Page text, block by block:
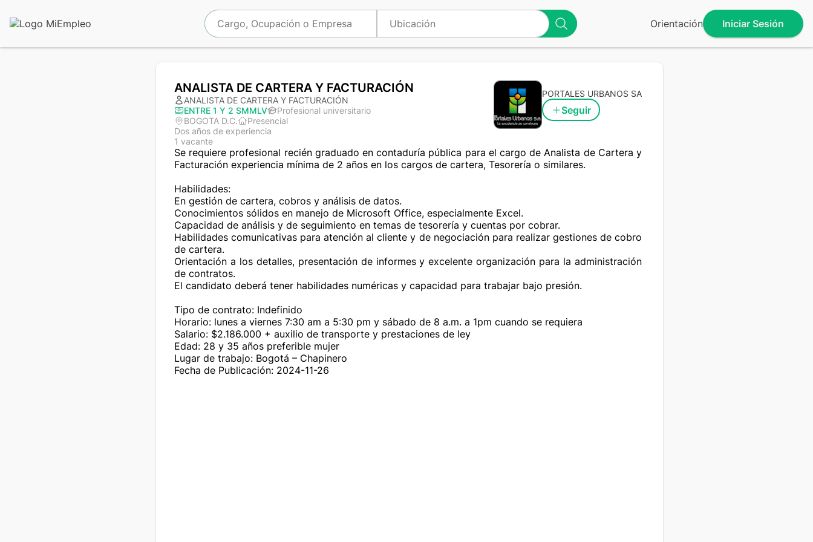
Orientación Iniciar Sesión
ANALISTA DE CARTERA Y FACTURACIÓN
ANALISTA DE CARTERA Y FACTURACIÓN
ENTRE 1 Y 2 SMMLV
Profesional universitario
BOGOTA D.C.
Presencial
Dos años de experiencia
1 vacante
PORTALES URBANOS SA
Seguir
Se requiere profesional recién graduado en contaduría pública para el cargo de Analista de Cartera y
Facturación experiencia mínima de 2 años en los cargos de cartera, Tesorería o similares.
Habilidades:
En gestión de cartera, cobros y análisis de datos.
Conocimientos sólidos en manejo de Microsoft Office, especialmente Excel.
Capacidad de análisis y de seguimiento en temas de tesorería y cuentas por cobrar.
Habilidades comunicativas para atención al cliente y de negociación para realizar gestiones de cobro
de cartera.
Orientación a los detalles, presentación de informes y excelente organización para la administración
de contratos.
El candidato deberá tener habilidades numéricas y capacidad para trabajar bajo presión.
Tipo de contrato: Indefinido
Horario: lunes a viernes 7:30 am a 5:30 pm y sábado de 8 a.m. a 1pm cuando se requiera
Salario: $2.186.000 + auxilio de transporte y prestaciones de ley
Edad: 28 y 35 años preferible mujer
Fecha de Publicación: 2024-11-26